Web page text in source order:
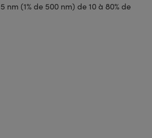
(1% de 500 nm) de 10 à 80% de